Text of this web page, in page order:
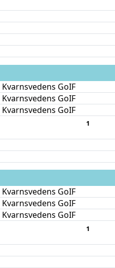
Kvarnsvedens GoIF
Kvarnsvedens GoIF
Kvarnsvedens GoIF
1
Kvarnsvedens GoIF
Kvarnsvedens GoIF
Kvarnsvedens GoIF
1